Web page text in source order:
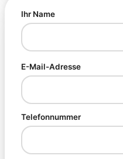
Ihr Name
E-Mail-Adresse
Telefonnummer